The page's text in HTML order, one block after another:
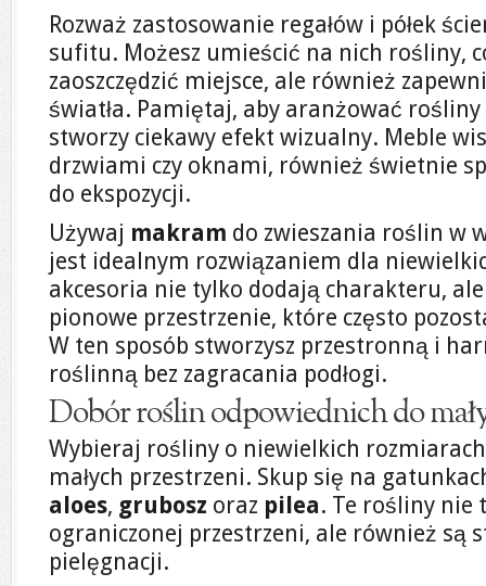
Rozważ zastosowanie regałów i półek
sufitu. Możesz umieścić na nich rośliny,
zaoszczędzić miejsce, ale również
światła. Pamiętaj, aby aranżować
stworzy ciekawy efekt wizualny. Meble
drzwiami czy oknami, również świetnie
do ekspozycji.
Używaj makram do zwieszania roślin w
jest idealnym rozwiązaniem dla
akcesoria nie tylko dodają charakteru,
pionowe przestrzenie, które często
W ten sposób stworzysz przestronną i
roślinną bez zagracania podłogi.
Dobór roślin odpowiednich do
Wybieraj rośliny o niewielkich
małych przestrzeni. Skup się na
aloes, grubosz oraz pilea. Te rośliny nie
ograniczonej przestrzeni, ale również są
pielęgnacji.